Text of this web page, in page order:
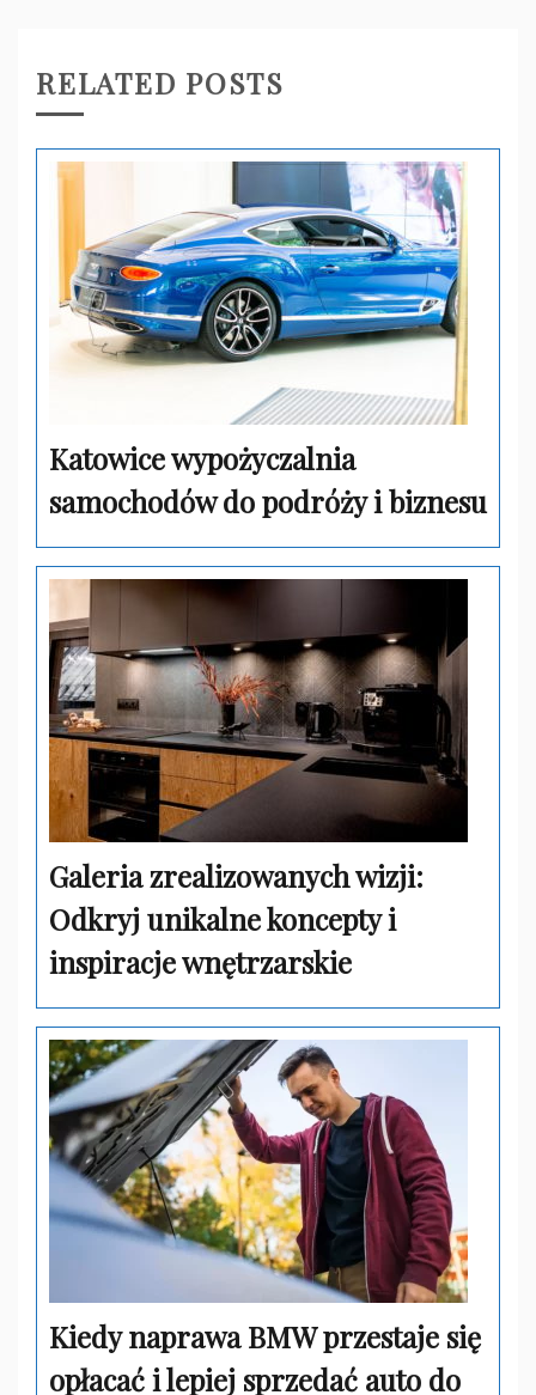
RELATED POSTS
Katowice wypożyczalnia
samochodów do podróży i biznesu
Galeria zrealizowanych wizji:
Odkryj unikalne koncepty i
inspiracje wnętrzarskie
Kiedy naprawa BMW przestaje się
opłacać i lepiej sprzedać auto do